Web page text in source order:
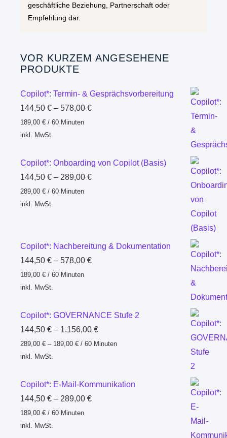
geschäftliche Beziehung, Partnerschaft oder
Empfehlung dar.
VOR KURZEM ANGESEHENE
PRODUKTE
Copilot*: Termin- & Gesprächsvorbereitung
144,50€ –578,00€
189,00€ /60 Minuten
inkl. MwSt.
Copilot*: Onboarding von Copilot (Basis)
144,50€ –289,00€
289,00€ /60 Minuten
inkl. MwSt.
Copilot*: Nachbereitung & Dokumentation
144,50€ –578,00€
189,00€ /60 Minuten
inkl. MwSt.
Copilot*: GOVERNANCE Stufe 2
144,50€ – 1.156,00€
289,00€ – 189,00€ /60 Minuten
inkl. MwSt.
Copilot*: E-Mail-Kommunikation
144,50€ –289,00€
189,00€ /60 Minuten
inkl. MwSt.